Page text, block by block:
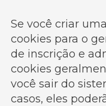
Se você criar
cookies para o
de inscrição e
cookies
você sair do
casos, eles